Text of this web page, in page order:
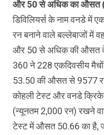
और 50 से अधिक का औसत
डिविलियर्स के नाम वनडे में
रन बनाने वाले बल्लेबाजों में
और 50 से अधिक की औसत के
360 ने 228 एकदिवसीय
53.50 की औसत से 9577
कोहली टेस्ट और वनडे
(न्यूनतम 2,000 रन) रखने
टेस्ट में औसत 50.66 का है,